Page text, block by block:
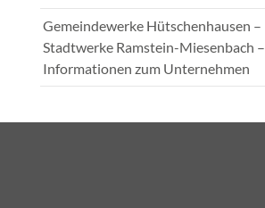
Gemeindewerke Hütschenhausen –
Stadtwerke Ramstein-Miesenbach –
Informationen zum Unternehmen